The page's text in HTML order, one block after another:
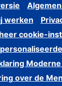
werken
cookie-
over de